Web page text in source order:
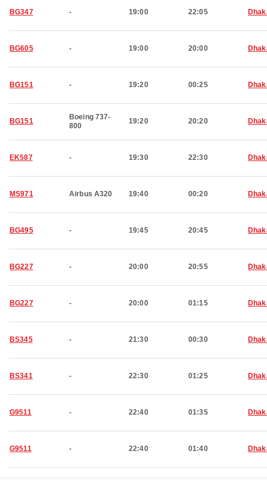
BG347 - 19:00 22:05
BG605 - 19:00 20:00
BG151 - 19:20 00:25
BG151
Boeing 737-
800
19:20 20:20
EK587 - 19:30 22:30
MS971 Airbus A320 19:40 00:20
BG495 - 19:45 20:45
BG227 - 20:00 20:55
BG227 - 20:00 01:15
BS345 - 21:30 00:30
BS341 - 22:30 01:25
G9511 - 22:40 01:35
G9511 - 22:40 01:40